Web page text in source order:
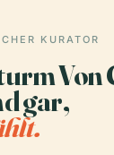
KURATOR
Von
gar,